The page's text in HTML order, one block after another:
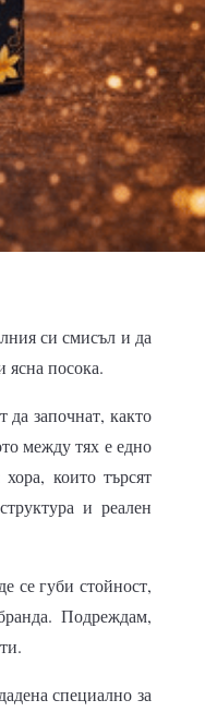
си смисъл и да
ясна посока.
да започнат, както
между тях е едно
които търсят
и реален
се губи стойност,
Подреждам,
специално за